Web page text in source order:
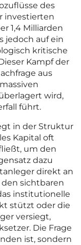
des
investierten
1,4 Milliarden
jedoch auf ein
kritische
Kampf der
aus
wird,
führt.
in der Struktur
Kapital oft
um den
dazu
direkt an
sichtbaren
institutionelle
stützt oder die
versiegt,
Die Frage
ist, sondern